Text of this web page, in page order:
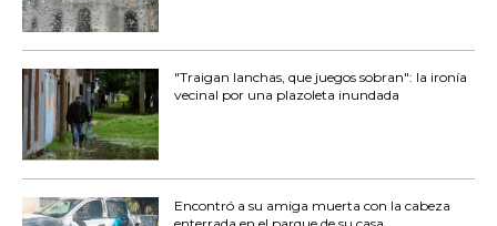
"Traigan lanchas, que juegos sobran": la ironía
vecinal por una plazoleta inundada
Encontró a su amiga muerta con la cabeza